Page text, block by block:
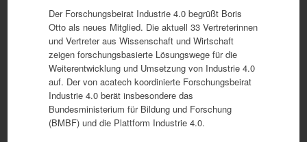
Der Forschungsbeirat Industrie 4.0 begrüßt Boris
Otto als neues Mitglied. Die aktuell 33 Vertreterinnen
und Vertreter aus Wissenschaft und Wirtschaft
zeigen forschungsbasierte Lösungswege für die
Weiterentwicklung und Umsetzung von Industrie 4.0
auf. Der von acatech koordinierte Forschungsbeirat
Industrie 4.0 berät insbesondere das
Bundesministerium für Bildung und Forschung
(BMBF) und die Plattform Industrie 4.0.